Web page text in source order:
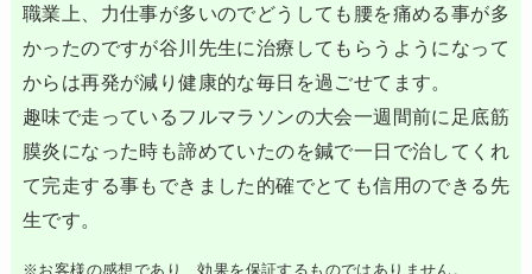
職業上、力仕事が多いのでどうしても腰を痛める事が多
かったのですが谷川先生に治療してもらうようになって
からは再発が減り健康的な毎日を過ごせてます。
趣味で走っているフルマラソンの大会一週間前に足底筋
膜炎になった時も諦めていたのを鍼で一日で治してくれ
て完走する事もできました的確でとても信用のできる先
生です。
※お客様の感想であり、効果を保証するものではありません。